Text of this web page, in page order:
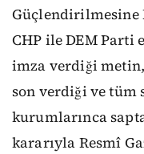
Güçlendirilmesine
CHP ile DEM Parti
imza verdiği
son verdiği ve
kurumlarınca
kararıyla Resmî